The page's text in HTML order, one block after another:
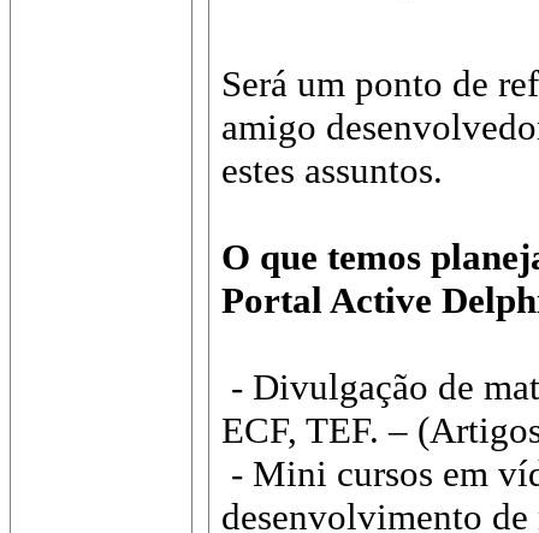
Será um ponto de
amigo
estes assuntos.
O que temos
Portal Active
- Divulgação de
ECF, TEF. –
- Mini cursos em
desenvolvimento